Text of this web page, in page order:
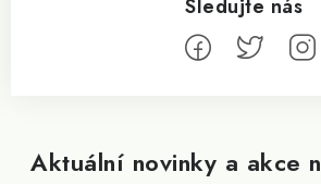
Aktuální novinky a akce